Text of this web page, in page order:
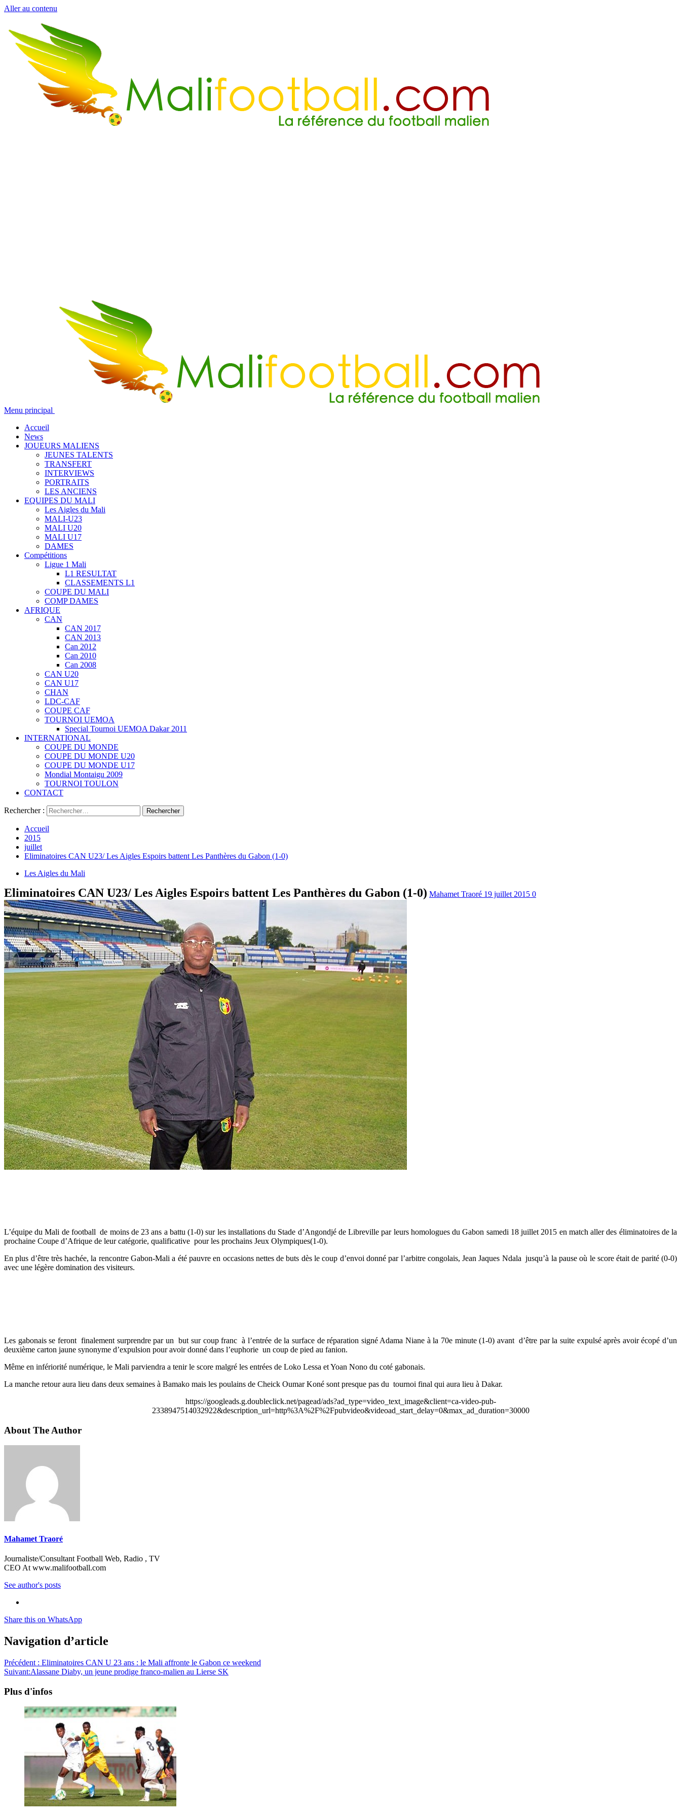
Aller au contenu
Menu principal
Accueil
News
JOUEURS MALIENS
JEUNES TALENTS
TRANSFERT
INTERVIEWS
PORTRAITS
LES ANCIENS
EQUIPES DU MALI
Les Aigles du Mali
MALI-U23
MALI U20
MALI U17
DAMES
Compétitions
Ligue 1 Mali
L1 RESULTAT
CLASSEMENTS L1
COUPE DU MALI
COMP DAMES
AFRIQUE
CAN
CAN 2017
CAN 2013
Can 2012
Can 2010
Can 2008
CAN U20
CAN U17
CHAN
LDC-CAF
COUPE CAF
TOURNOI UEMOA
Special Tournoi UEMOA Dakar 2011
INTERNATIONAL
COUPE DU MONDE
COUPE DU MONDE U20
COUPE DU MONDE U17
Mondial Montaigu 2009
TOURNOI TOULON
CONTACT
Rechercher :
Accueil
2015
juillet
Eliminatoires CAN U23/ Les Aigles Espoirs battent Les Panthères du Gabon (1-0)
Les Aigles du Mali
Eliminatoires CAN U23/ Les Aigles Espoirs battent Les Panthères du Gabon (1-0) Mahamet Traoré 19 juillet 2015 0
L’équipe du Mali de football de moins de 23 ans a battu (1-0) sur les installations du Stade d’Angondjé de Libreville par leurs homologues du Gabon samedi 18 juillet 2015 en match aller des éliminatoires de la
prochaine Coupe d’Afrique de leur catégorie, qualificative pour les prochains Jeux Olympiques(1-0).
En plus d’être très hachée, la rencontre Gabon-Mali a été pauvre en occasions nettes de buts dès le coup d’envoi donné par l’arbitre congolais, Jean Jaques Ndala jusqu’à la pause où le score était de parité (0-0)
avec une légère domination des visiteurs.
Les gabonais se feront finalement surprendre par un but sur coup franc à l’entrée de la surface de réparation signé Adama Niane à la 70e minute (1-0) avant d’être par la suite expulsé après avoir écopé d’un
deuxième carton jaune synonyme d’expulsion pour avoir donné dans l’euphorie un coup de pied au fanion.
Même en infériorité numérique, le Mali parviendra a tenir le score malgré les entrées de Loko Lessa et Yoan Nono du coté gabonais.
La manche retour aura lieu dans deux semaines à Bamako mais les poulains de Cheick Oumar Koné sont presque pas du tournoi final qui aura lieu à Dakar.
https://googleads.g.doubleclick.net/pagead/ads?ad_type=video_text_image&client=ca-video-pub-
2338947514032922&description_url=http%3A%2F%2Fpubvideo&videoad_start_delay=0&max_ad_duration=30000
About The Author
Mahamet Traoré
Journaliste/Consultant Football Web, Radio , TV
CEO At www.malifootball.com
See author's posts
Share this on WhatsApp
Navigation d’article
Précédent : Eliminatoires CAN U 23 ans : le Mali affronte le Gabon ce weekend
Suivant:Alassane Diaby, un jeune prodige franco-malien au Lierse SK
Plus d'infos